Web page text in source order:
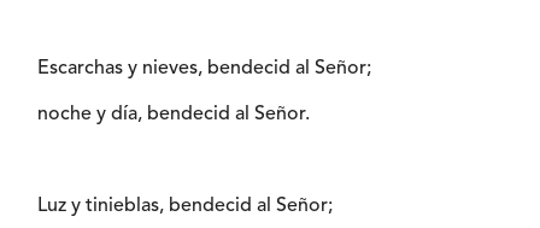
Escarchas y nieves, bendecid al Señor;
noche y día, bendecid al Señor.
Luz y tinieblas, bendecid al Señor;